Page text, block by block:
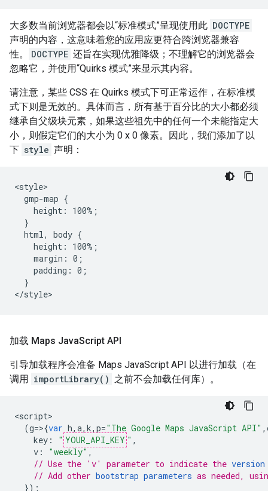
大多数当前浏览器都会以“标准模式”呈现使用此 DOCTYPE
声明的内容，这意味着您的应用应更符合跨浏览器兼容
性。
DOCTYPE 还旨在实现优雅降级；不理解它的浏览器会
忽略它，并使用“Quirks 模式”来显示其内容。
请注意，某些 CSS 在 Quirks 模式下可正常运作，在标准模
式下则是无效的。具体而言，所有基于百分比的大小都必须
继承自父级块元素，如果这些祖先中的任何一个未能指定大
小，则假定它们的大小为 0 x 0 像素。因此，我们添加了以
下 style 声明：
<style>
  gmp-map {
    height: 100%;
  }
  html, body {
    height: 100%;
    margin: 0;
    padding: 0;
  }
</style>
加载 Maps JavaScript API
引导加载程序会准备 Maps JavaScript API 以进行加载（在
调用 importLibrary() 之前不会加载任何库）。
<script
(g=>{var h, a, k, p="The Google Maps JavaScript API" ,
key : " YOUR_API_KEY " ,
v : "weekly" ,
// Use the 'v' parameter to indicate the version
// Add other bootstrap parameters as needed,
});